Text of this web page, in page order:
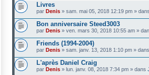
Livres
par Denis » sam. mai 05, 2018 12:19 pm » dans
Bon anniversaire Steed3003
par Denis » ven. mars 30, 2018 10:55 am »
Friends (1994-2004)
par Denis » sam. janv. 13, 2018 1:10 pm » dans
L'après Daniel Craig
par Denis » lun. janv. 08, 2018 7:34 pm » dans